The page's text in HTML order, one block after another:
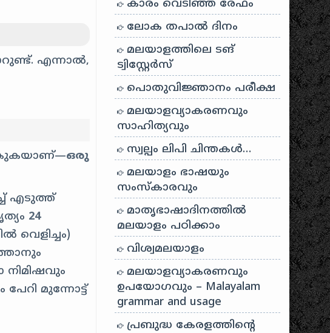
എന്നാൽ,
ഒരു
എടുത്ത്
24
മുന്നോട്ട്
കാരം വെടിഞ്ഞ രേഫം
ലോക തപാൽ ദിനം
മലയാളത്തിലെ ടങ്
ട്വിസ്റ്റേർസ്
പൊതുവിജ്ഞാനം പരീക്ഷ
മലയാളവ്യാകരണവും
സാഹിത്യവും
സ്വല്പം ലിപി ചിന്തകൾ…
മലയാളം ഭാഷയും
സംസ്കാരവും
മാതൃഭാഷാദിനത്തിൽ
മലയാളം പഠിക്കാം
വിശ്വമലയാളം
മലയാളവ്യാകരണവും
ഉപയോഗവും – Malayalam
grammar and usage
പ്രബുദ്ധ കേരളത്തിന്റെ